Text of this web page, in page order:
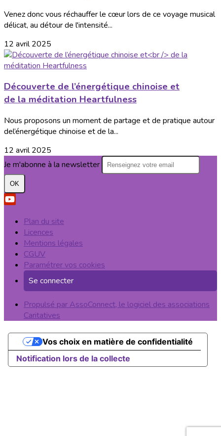
Venez donc vous réchauffer le cœur lors de ce voyage musical
délicat, au détour de l'intensité...
12 avril 2025
Découverte de l’énergétique chinoise et
de la méditation Heartfulness
Nous proposons un moment de partage et de pratique autour
del’énergétique chinoise et de la...
12 avril 2025
Je m'abonne à la newsletter
OK
Plan du site
Licences
Mentions légales
CGUV
Paramétrer vos cookies
Se connecter
Propulsé par AssoConnect, le logiciel des associations
Caritatives
Notification lors de la collecte
Vos choix en matière de confidentialité